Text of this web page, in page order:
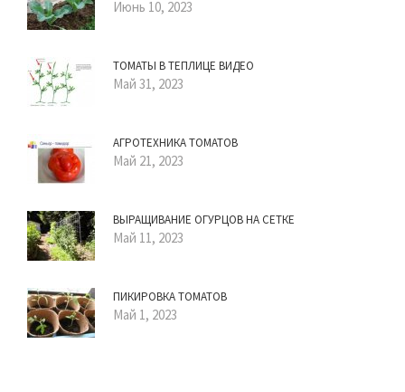
Июнь 10, 2023
ТОМАТЫ В ТЕПЛИЦЕ ВИДЕО
Май 31, 2023
АГРОТЕХНИКА ТОМАТОВ
Май 21, 2023
ВЫРАЩИВАНИЕ ОГУРЦОВ НА СЕТКЕ
Май 11, 2023
ПИКИРОВКА ТОМАТОВ
Май 1, 2023